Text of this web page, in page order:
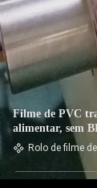
Filme de PVC
alimentar, sem
Rolo de filme